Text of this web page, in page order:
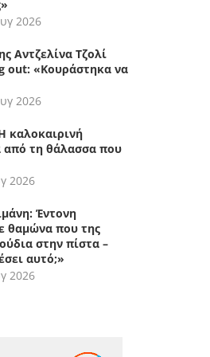
2026
Αντζελίνα Τζολί
out: «Κουράστηκα να
2026
καλοκαιρινή
τη θάλασσα που
2026
Έντονη
θαμώνα που της
στην πίστα –
αυτό;»
2026